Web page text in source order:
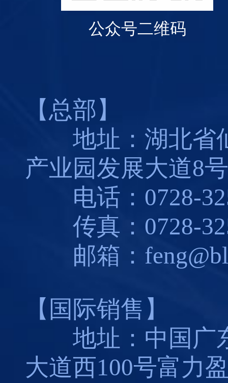
公众号二维码
【总部】
地址：湖北省
产业园发展大道8号
电话：0728-
传真：0728-
邮箱：
【国际销售】
地址：中国广
大道西100号富力